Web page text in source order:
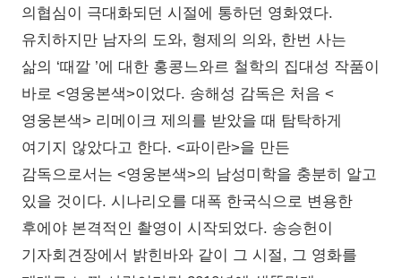
의협심이 극대화되던 시절에 통하던 영화였다.
유치하지만 남자의 도와, 형제의 의와, 한번 사는
삶의 ‘때깔 ’에 대한 홍콩느와르 철학의 집대성 작품이
바로 <영웅본색>이었다. 송해성 감독은 처음 <
영웅본색> 리메이크 제의를 받았을 때 탐탁하게
여기지 않았다고 한다. <파이란>을 만든
감독으로서는 <영웅본색>의 남성미학을 충분히 알고
있을 것이다. 시나리오를 대폭 한국식으로 변용한
후에야 본격적인 촬영이 시작되었다. 송승헌이
기자회견장에서 밝힌바와 같이 그 시절, 그 영화를